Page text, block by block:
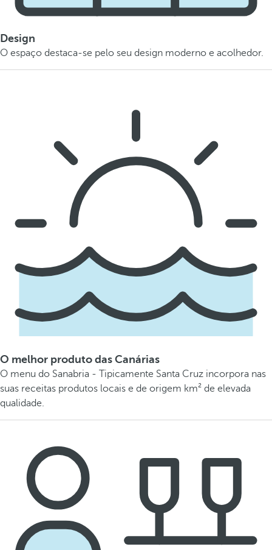
Design
O espaço destaca-se pelo seu design moderno e acolhedor.
O melhor produto das Canárias
O menu do Sanabria - Tipicamente Santa Cruz incorpora nas
suas receitas produtos locais e de origem km² de elevada
qualidade.